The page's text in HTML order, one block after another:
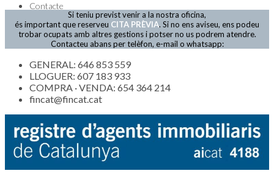
Contacte
Si teniu previst venir a la nostra oficina,
és important que reserveu CITA PRÈVIA. Si no ens aviseu, ens podeu
trobar ocupats amb altres gestions i potser no us podrem atendre.
Contacteu abans per telèfon, e-mail o whatsapp:
GENERAL: 646 853 559
LLOGUER: 607 183 933
COMPRA · VENDA: 654 364 214
fincat@fincat.cat